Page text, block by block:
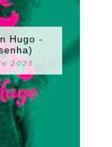
Hugo -
2023